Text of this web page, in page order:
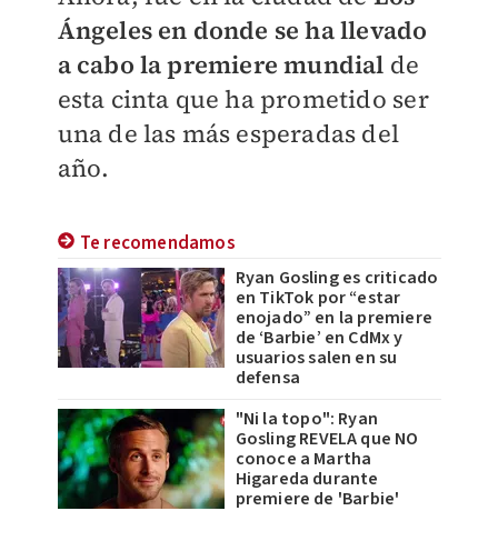
Ángeles en donde se ha llevado
a cabo la premiere mundial de
esta cinta que ha prometido ser
una de las más esperadas del
año.
Te recomendamos
Ryan Gosling es criticado
en TikTok por “estar
enojado” en la premiere
de ‘Barbie’ en CdMx y
usuarios salen en su
defensa
"Ni la topo": Ryan
Gosling REVELA que NO
conoce a Martha
Higareda durante
premiere de 'Barbie'